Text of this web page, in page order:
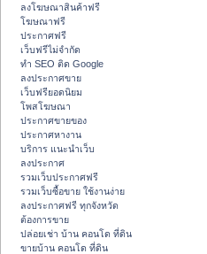
ลงโฆษณาสินค้าฟรี
โฆษณาฟรี
ประกาศฟรี
เว็บฟรีไม่จำกัด
ทำ SEO ติด Google
ลงประกาศขาย
เว็บฟรียอดนิยม
โพสโฆษณา
ประกาศขายของ
ประกาศหางาน
บริการ แนะนำเว็บ
ลงประกาศ
รวมเว็บประกาศฟรี
รวมเว็บซื้อขาย ใช้งานง่าย
ลงประกาศฟรี ทุกจังหวัด
ต้องการขาย
ปล่อยเช่า บ้าน คอนโด ที่ดิน
ขายบ้าน คอนโด ที่ดิน